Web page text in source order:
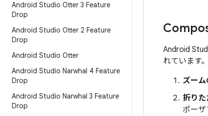
Android Studio Otter 3 Feature
Drop
Android Studio Otter 2 Feature
Drop
Android Studio Otter
Android Studio Narwhal 4 Feature
Drop
Android Studio Narwhal 3 Feature
Drop
Android
れています。
ズー
折り
ポー